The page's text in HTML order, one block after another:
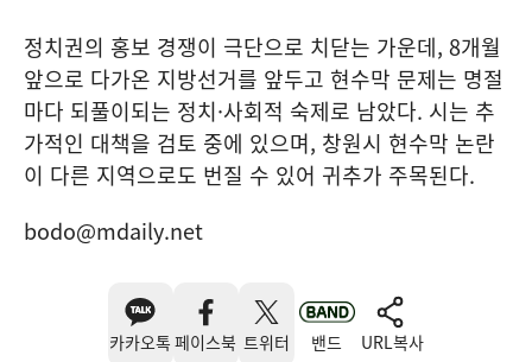
정치권의 홍보 경쟁이 극단으로 치닫는 가운데, 8개월
앞으로 다가온 지방선거를 앞두고 현수막 문제는 명절
마다 되풀이되는 정치·사회적 숙제로 남았다. 시는 추
가적인 대책을 검토 중에 있으며, 창원시 현수막 논란
이 다른 지역으로도 번질 수 있어 귀추가 주목된다.
bodo@mdaily.net
카카오톡 페이스북 트위터 밴드 URL복사